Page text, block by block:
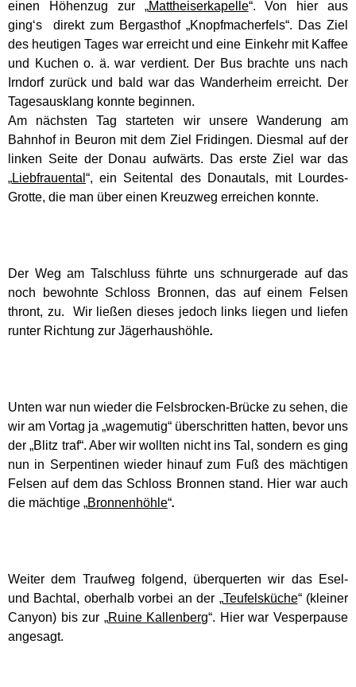
einen Höhenzug zur „Mattheiserkapelle“. Von hier aus
ging‘s direkt zum Bergasthof „Knopfmacherfels“. Das Ziel
des heutigen Tages war erreicht und eine Einkehr mit Kaffee
und Kuchen o. ä. war verdient. Der Bus brachte uns nach
Irndorf zurück und bald war das Wanderheim erreicht. Der
Tagesausklang konnte beginnen.
Am nächsten Tag starteten wir unsere Wanderung am
Bahnhof in Beuron mit dem Ziel Fridingen. Diesmal auf der
linken Seite der Donau aufwärts. Das erste Ziel war das
„Liebfrauental “, ein Seitental des Donautals, mit Lourdes-
Grotte, die man über einen Kreuzweg erreichen konnte.
Der Weg am Talschluss führte uns schnurgerade auf das
noch bewohnte Schloss Bronnen, das auf einem Felsen
thront, zu. Wir ließen dieses jedoch links liegen und liefen
runter Richtung zur Jägerhaushöhle.
Unten war nun wieder die Felsbrocken-Brücke zu sehen, die
wir am Vortag ja „wagemutig“ überschritten hatten, bevor uns
der „Blitz traf“. Aber wir wollten nicht ins Tal, sondern es ging
nun in Serpentinen wieder hinauf zum Fuß des mächtigen
Felsen auf dem das Schloss Bronnen stand. Hier war auch
die mächtige „Bronnenhöhle“.
Weiter dem Traufweg folgend, überquerten wir das Esel-
und Bachtal, oberhalb vorbei an der „Teufelsküche“ (kleiner
Canyon) bis zur „Ruine Kallenberg“. Hier war Vesperpause
angesagt.